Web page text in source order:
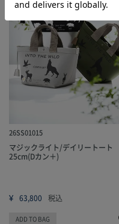
26SS01015
マジックライト/デイリートート
25cm(Dカン＋)
¥ 63,800 税込
ADD TO BAG